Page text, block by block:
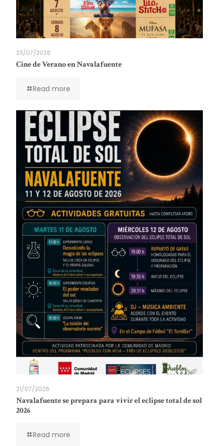
23/07/2026
Cine de Verano en Navalafuente
Read more
21/07/2026
Navalafuente se prepara para vivir el eclipse total de sol
2026
Read more